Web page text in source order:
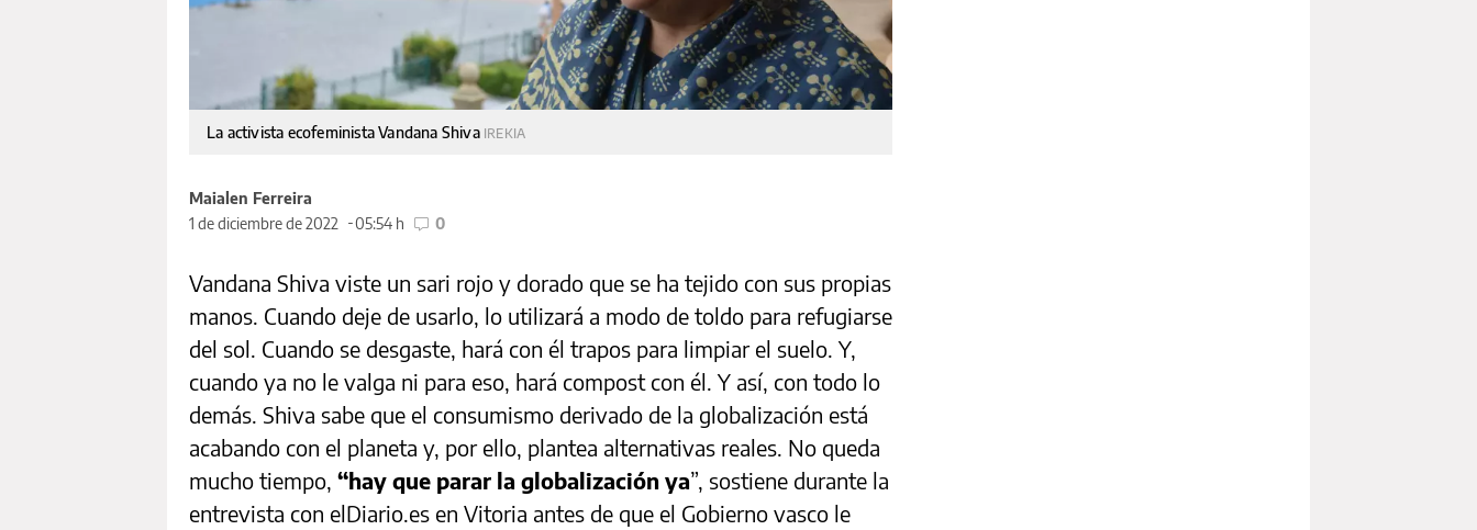
La activista ecofeminista Vandana Shiva IREKIA
Maialen Ferreira
1 de diciembre de 2022
05:54 h 0
Vandana Shiva viste un sari rojo y dorado que se ha tejido con sus propias
manos. Cuando deje de usarlo, lo utilizará a modo de toldo para refugiarse
del sol. Cuando se desgaste, hará con él trapos para limpiar el suelo. Y,
cuando ya no le valga ni para eso, hará compost con él. Y así, con todo lo
demás. Shiva sabe que el consumismo derivado de la globalización está
acabando con el planeta y, por ello, plantea alternativas reales. No queda
mucho tiempo, “hay que parar la globalización ya”, sostiene durante la
entrevista con elDiario.es en Vitoria antes de que el Gobierno vasco le